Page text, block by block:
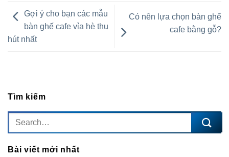
Gợi ý cho bạn các mẫu
bàn ghế cafe vỉa hè thu
hút nhất
Có nên lựa chọn bàn ghế
cafe bằng gỗ?
Tìm kiếm
Bài viết mới nhất